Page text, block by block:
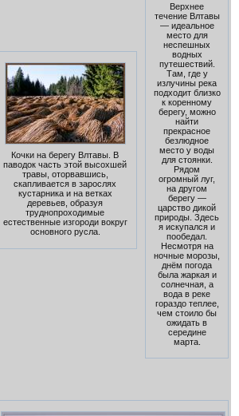
Кочки на берегу Влтавы. В
паводок часть этой высохшей
травы, оторвавшись,
скапливается в зарослях
кустарника и на ветках
деревьев, образуя
труднопроходимые
естественные изгороди вокруг
основного русла.
Верхнее
течение Влтавы
— идеальное
место для
неспешных
водных
путешествий.
Там, где у
излучины река
подходит близко
к коренному
берегу, можно
найти
прекрасное
безлюдное
место у воды
для стоянки.
Рядом
огромный луг,
на другом
берегу —
царство дикой
природы. Здесь
я искупался и
пообедал.
Несмотря на
ночные морозы,
днём погода
была жаркая и
солнечная, а
вода в реке
гораздо теплее,
чем стоило бы
ожидать в
середине
марта.